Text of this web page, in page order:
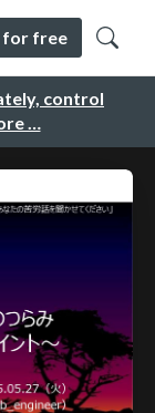
control
…
for free